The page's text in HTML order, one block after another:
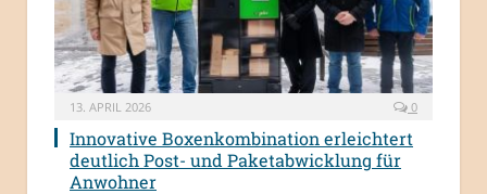
13. APRIL 2026 0
Innovative Boxenkombination erleichtert
deutlich Post- und Paketabwicklung für
Anwohner